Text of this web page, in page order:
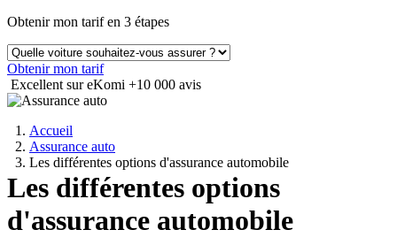
Obtenir mon tarif en 3 étapes
Obtenir mon tarif
Excellent sur eKomi +10 000 avis
Accueil
Assurance auto
Les différentes options d'assurance automobile
Les différentes options
d'assurance automobile